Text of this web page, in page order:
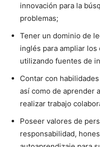
innovación para la
problemas;
Tener un dominio de
inglés para ampliar
utilizando fuentes de
Contar con
así como de aprender
realizar trabajo
Poseer valores de
responsabilidad,